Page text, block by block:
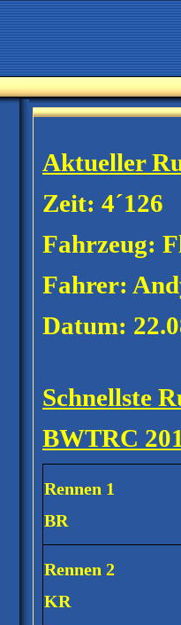
Aktueller
Zeit: 4´126
Fahrzeug:
Fahrer:
Datum:
Schnellste
BWTRC
Rennen 1
BR
Rennen 2
KR